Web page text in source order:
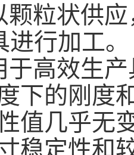
颗粒状供
行加工。
于高效生
下的刚度
值几乎无
稳定性和